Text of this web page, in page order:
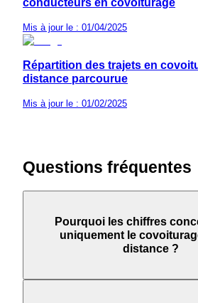
Mis à jour le : 01/04/2025
Répartition des trajets en
distance parcourue
Mis à jour le : 01/02/2025
Questions fréquentes
Pourquoi les chiffres
uniquement le
distance ?